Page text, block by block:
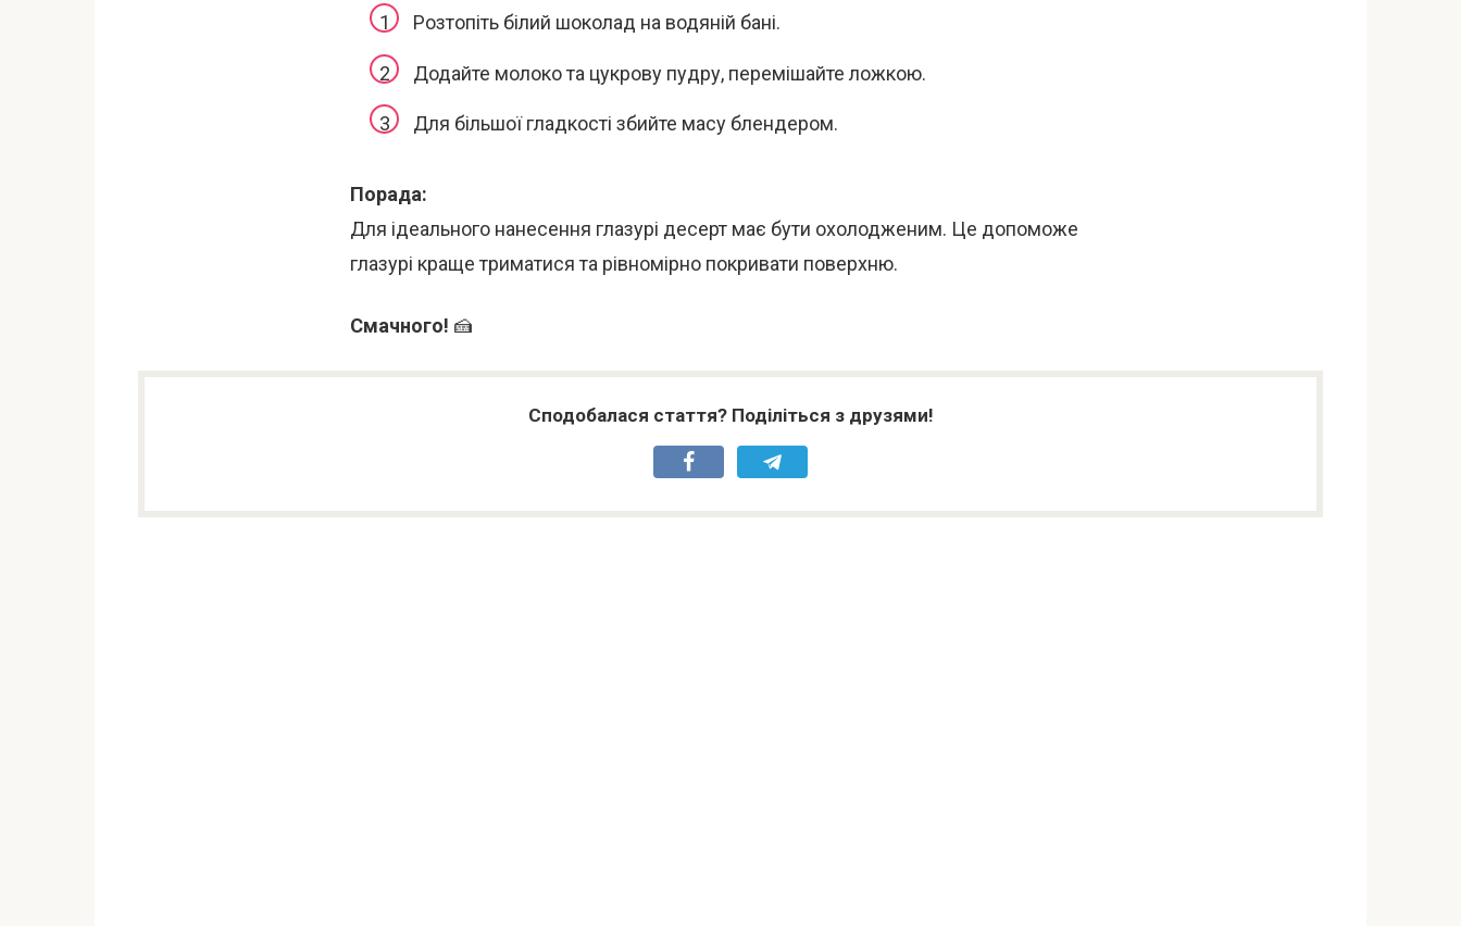
Розтопіть білий шоколад на водяній бані.
Додайте молоко та цукрову пудру, перемішайте ложкою.
Для більшої гладкості збийте масу блендером.
Порада:
Для ідеального нанесення глазурі десерт має бути охолодженим. Це допоможе
глазурі краще триматися та рівномірно покривати поверхню.
Смачного! 🍰
Сподобалася стаття? Поділіться з друзями!